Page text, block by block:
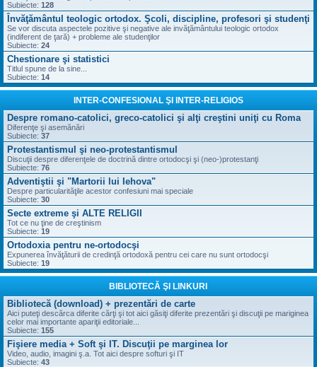
Subiecte: 128
Învăţământul teologic ortodox. Şcoli, discipline, profesori şi studenţi
Se vor discuta aspectele pozitive şi negative ale invăţământului teologic ortodox
(indiferent de ţară) + probleme ale studenţilor
Subiecte: 24
Chestionare şi statistici
Titlul spune de la sine...
Subiecte: 14
INTER-CONFESIONAL ŞI INTER-RELIGIOS
Despre romano-catolici, greco-catolici şi alţi creştini uniţi cu Roma
Diferenţe şi asemănări
Subiecte: 37
Protestantismul şi neo-protestantismul
Discuţii despre diferenţele de doctrină dintre ortodocşi şi (neo-)protestanţi
Subiecte: 76
Adventiştii şi "Martorii lui Iehova"
Despre particularităţile acestor confesiuni mai speciale
Subiecte: 30
Secte extreme şi ALTE RELIGII
Tot ce nu ţine de creştinism
Subiecte: 19
Ortodoxia pentru ne-ortodocşi
Expunerea învăţăturii de credinţă ortodoxă pentru cei care nu sunt ortodocşi
Subiecte: 19
BIBLIOTECĂ ŞI LINKURI
Bibliotecă (download) + prezentări de carte
Aici puteţi descărca diferite cărţi şi tot aici găsiţi diferite prezentări şi discuţii pe mariginea
celor mai importante apariţii editoriale...
Subiecte: 155
Fişiere media + Soft şi IT. Discuţii pe marginea lor
Video, audio, imagini ş.a. Tot aici despre softuri şi IT
Subiecte: 43